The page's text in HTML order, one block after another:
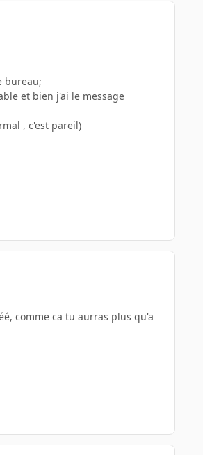
bureau;
et bien j'ai le message
, c'est pareil)
comme ca tu aurras plus qu'a